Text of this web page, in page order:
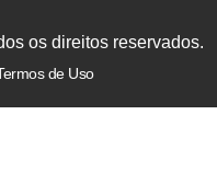
os direitos reservados.
de Uso